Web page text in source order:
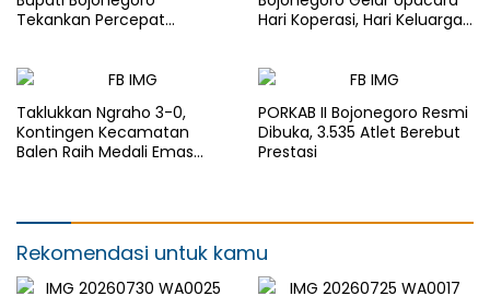
Tekankan Percepat
Hari Koperasi, Hari Keluarga
Taklukkan Ngraho 3-0,
Kontingen Kecamatan
Balen Raih Medali Emas
PORKAB II Bojonegoro Resmi
Dibuka, 3.535 Atlet Berebut
Prestasi
Rekomendasi untuk kamu